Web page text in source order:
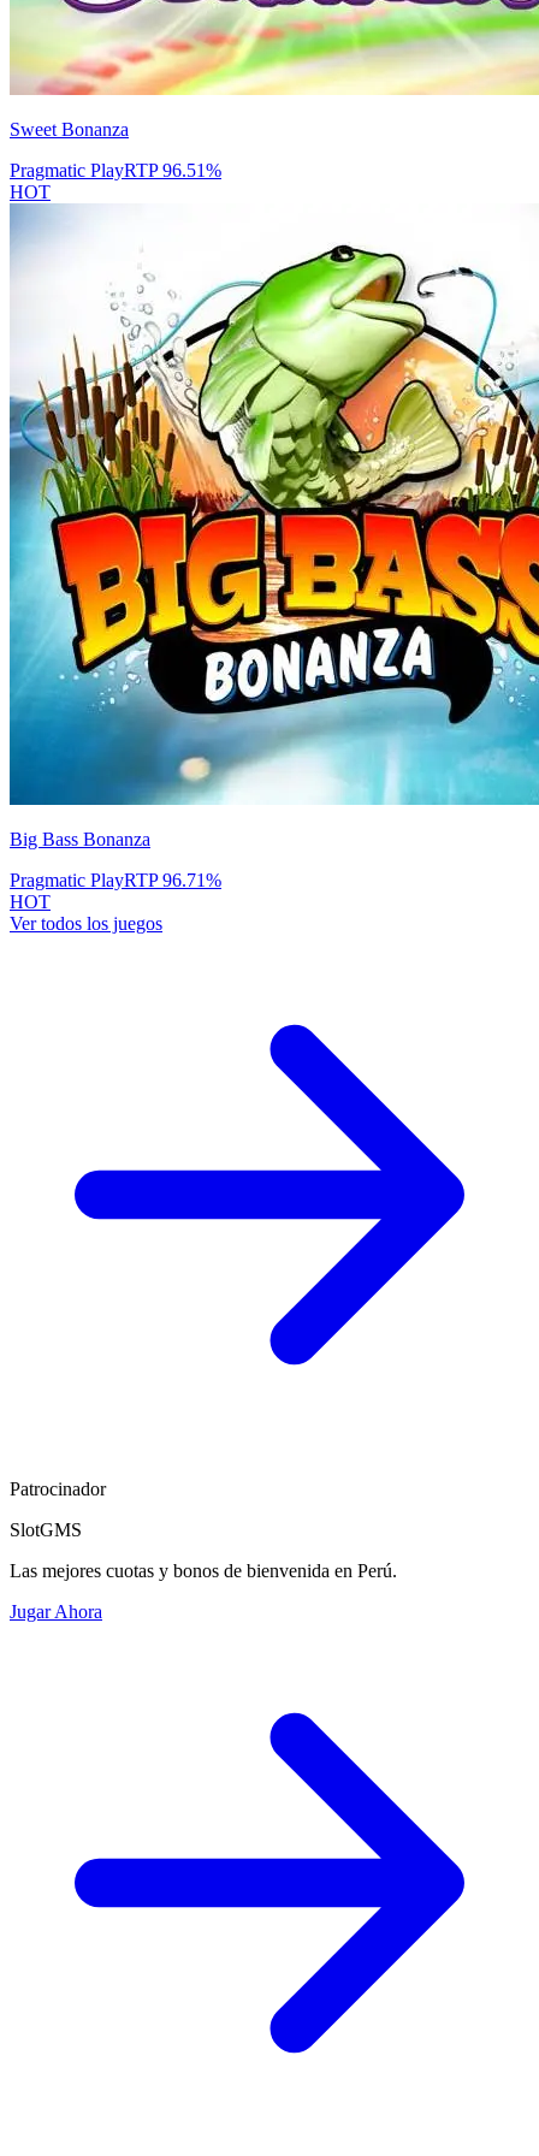
Sweet Bonanza
Pragmatic PlayRTP96.51%
HOT
Big Bass Bonanza
Pragmatic PlayRTP96.71%
HOT
Ver todos los juegos
Patrocinador
SlotGMS
Las mejores cuotas y bonos de bienvenida en Perú.
Jugar Ahora